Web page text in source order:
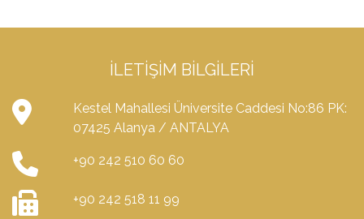
İLETIŞIM BILGILERI
Kestel Mahallesi Üniversite Caddesi No:86 PK:
07425 Alanya / ANTALYA
+90 242 510 60 60
+90 242 518 11 99